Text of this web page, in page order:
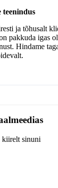
teenindus
ja tõhusalt
pakkuda igas
Hindame
kiirelt sinuni